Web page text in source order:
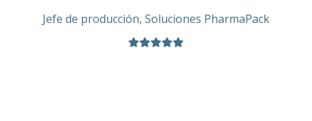
Jefe de producción, Soluciones PharmaPack